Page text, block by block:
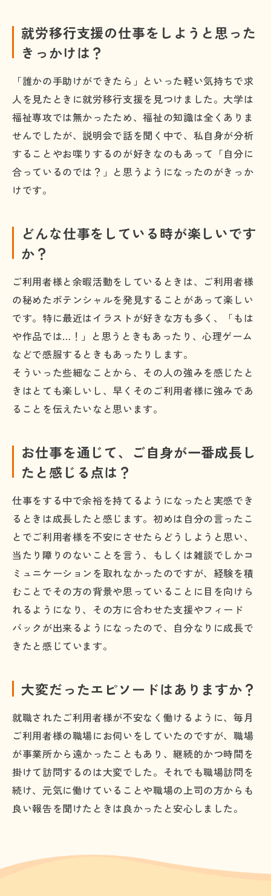
就労移行支援の仕事をしようと思った
きっかけは？
「誰かの手助けができたら」といった軽い気持ちで求
人を見たときに就労移行支援を見つけました。大学は
福祉専攻では無かったため、福祉の知識は全くありま
せんでしたが、説明会で話を聞く中で、私自身が分析
することやお喋りするのが好きなのもあって「自分に
合っているのでは？」と思うようになったのがきっか
けです。
どんな仕事をしている時が楽しいです
か？
ご利用者様と余暇活動をしているときは、ご利用者様
の秘めたポテンシャルを発見することがあって楽しい
です。特に最近はイラストが好きな方も多く、「もは
や作品では…！」と思うときもあったり、心理ゲーム
などで感服するときもあったりします。
そういった些細なことから、その人の強みを感じたと
きはとても楽しいし、早くそのご利用者様に強みであ
ることを伝えたいなと思います。
お仕事を通じて、ご自身が一番成長し
たと感じる点は？
仕事をする中で余裕を持てるようになったと実感でき
るときは成長したと感じます。初めは自分の言ったこ
とでご利用者様を不安にさせたらどうしようと思い、
当たり障りのないことを言う、もしくは雑談でしかコ
ミュニケーションを取れなかったのですが、経験を積
むことでその方の背景や思っていることに目を向けら
れるようになり、その方に合わせた支援やフィード
バックが出来るようになったので、自分なりに成長で
きたと感じています。
大変だったエピソードはありますか？
就職されたご利用者様が不安なく働けるように、毎月
ご利用者様の職場にお伺いをしていたのですが、職場
が事業所から遠かったこともあり、継続的かつ時間を
掛けて訪問するのは大変でした。それでも職場訪問を
続け、元気に働けていることや職場の上司の方からも
良い報告を聞けたときは良かったと安心しました。